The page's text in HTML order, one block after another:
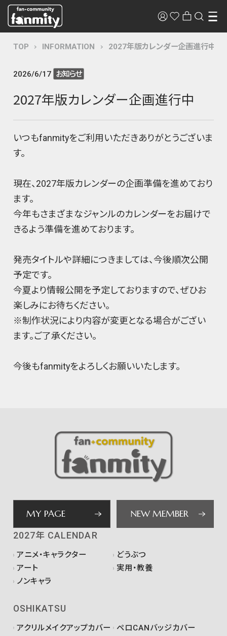
TOP INFORMATION 2027年版カレンダー企画進行中
2026/6/17 お知らせ
2027年版カレンダー企画進行中
いつもfanmityをご利用いただきありがとうございま
す。
現在、2027年版カレンダーの企画準備を進めており
ます。
今年もさまざまなジャンルのカレンダーをお届けで
きるよう準備を進めております。
発売タイトルや詳細につきましては、今後順次公開
予定です。
今夏より情報公開を予定しておりますので、ぜひお
楽しみにお待ちください。
※制作状況により内容が変更となる場合がござい
ます。ご了承ください。
今後もfanmityをよろしくお願いいたします。
MY PAGE NEW MEMBER
2027年 CALENDAR
アニメ・キャラクター
どうぶつ
アート
実用・教養
ノンキャラ
OSHIKATSU
アクリルメイクアップカバー
ペロCANバッジカバー